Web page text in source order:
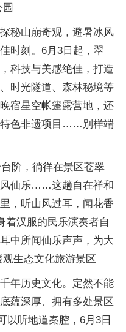
秘山崩奇观，避暑冰风
时刻。6月3日起，翠
科技与美感绝佳，打造
时光隧道、森林秘境等
宿星空帐篷露营地，还
特色非遗项目……别样端
阶，徜徉在景区苍翠
风仙乐……这趟自在祥和
，听山风过耳，闻花香
着汉服的民乐演奏者自
中所闻仙乐声声，为大
生态文化旅游景区
年历史文化。定然不能
蕴深厚、拥有多处景区
以听地道秦腔，6月3日